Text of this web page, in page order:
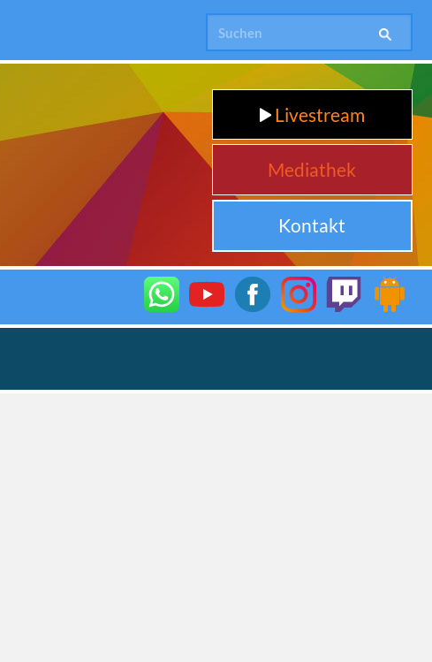
Livestream
Mediathek
Kontakt